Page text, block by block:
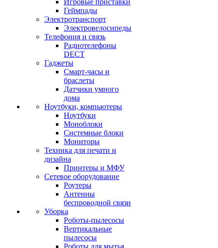
Игровые приставки
Геймпады
Электротранспорт
Электровелосипеды
Телефония и связь
Радиотелефоны
DECT
Гаджеты
Смарт-часы и
браслеты
Датчики умного
дома
Ноутбуки, компьютеры
Ноутбуки
Моноблоки
Системные блоки
Мониторы
Техника для печати и
дизайна
Принтеры и МФУ
Сетевое оборудование
Роутеры
Антенны
беспроводной связи
Уборка
Роботы-пылесосы
Вертикальные
пылесосы
Роботы для мытья